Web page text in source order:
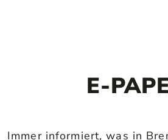
E-
Immer informiert, was in